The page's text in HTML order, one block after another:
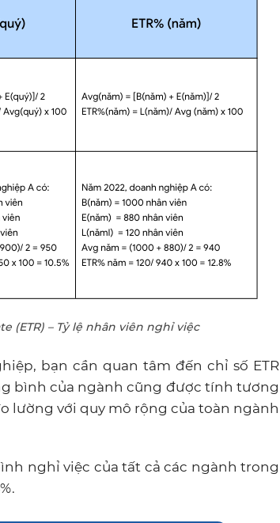
(ETR) – Tỷ lệ nhân viên nghỉ việc
bạn cần quan tâm đến chỉ số ETR
bình của ngành cũng được tính tương
lường với quy mô rộng của toàn ngành
nghỉ việc của tất cả các ngành trong